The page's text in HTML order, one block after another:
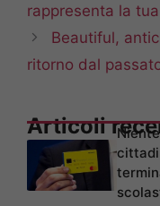
rappresenta la
Beautiful,
ritorno dal
Articoli